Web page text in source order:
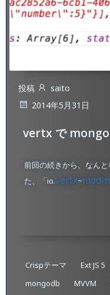
投稿
saito
2014年5月31日
vertx で
前回の続きから、なん
た、「io.vertx~mod-
Crispテーマ Ext JS 5
mongodb
MVVM